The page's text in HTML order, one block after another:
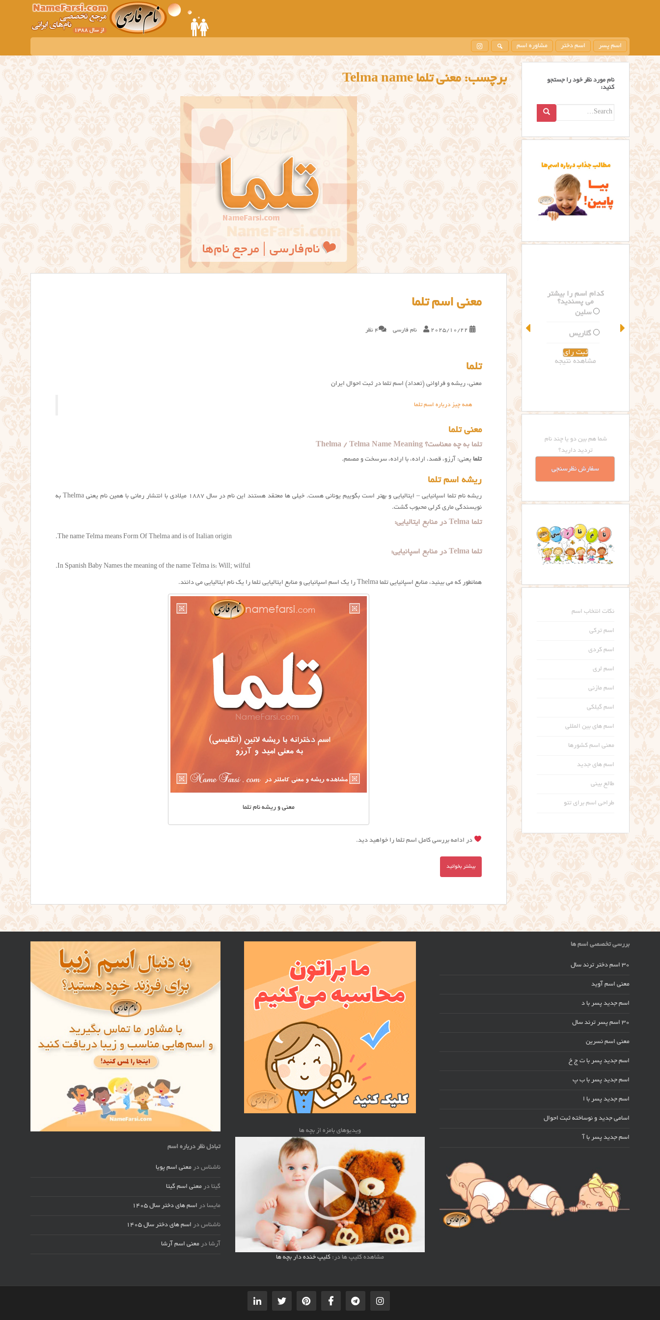
m
i
n
t
e
n
اسم پسر اسم دختر مشاوره اسم
برچسب:معنی تلما Telma name
معنی اسم تلما
2025/10/22 نام فارسی 4 نظر
تلما
معنی، ریشه و فراوانی (تعداد) اسم تلما در ثبت احوال ایران
همه چیز درباره اسم تلما
معنی تلما
تلما به چه معناست؟ Thelma / Telma Name Meaning
تلما یعنی: آرزو، قصد، اراده، با اراده، سرسخت و مصمم.
ریشه اسم تلما
ریشه نام تلما اسپانیایی – ایتالیایی و بهتر است بگوییم یونانی هست. خیلی ها معتقد هستند این نام در سال ۱۸۸۷ میلادی با انتشار رمانی با همین نام یعنی Thelma به
نویسندگی ماری کرلی محبوب گشت.
تلما Telma در منابع ایتالیایی:
The name Telma means Form Of Thelma and is of Italian origin.
تلما Telma در منابع اسپانیایی:
In Spanish Baby Names the meaning of the name Telma is: Will; wilful.
همانطور که می بینید، منابع اسپانیایی تلما Thelma را یک اسم اسپانیایی و منابع ایتالیایی تلما را یک نام ایتالیایی می دانند.
معنی و ریشه نام تلما
در ادامه بررسی کامل اسم تلما را خواهید دید.
بیشتر بخوانید
نام مورد نظر خود را جستجو
کنید:
Search
کدام اسم را بیشتر
می پسندید؟
سلین
گلاریس
مشاهده نتیجه
شما هم بین دو یا چند نام
تردید دارید؟
سفارش نظرسنجی
نکات انتخاب اسم
اسم ترکی
اسم کردی
اسم لری
اسم مازنی
اسم گیلکی
اسم های بین المللی
معنی اسم کشورها
اسم های جدید
طالع بینی
طراحی اسم برای تتو
تبادل نظر درباره اسم
ناشناس درمعنی اسم پویا
گیتا درمعنی اسم گیتا
مایسا در اسم های دختر سال ۱۴۰۵
ناشناس در اسم های دختر سال ۱۴۰۵
آرشا درمعنی اسم آرشا
ویدیوهای بامزه از بچه ها
مشاهده کلیپ ها در:کلیپ خنده دار بچه ها
بررسی تخصصی اسم ها
30 اسم دختر ترند سال
معنی اسم آوید
اسم جدید پسر با د
30 اسم پسر ترند سال
معنی اسم نسرین
اسم جدید پسر با ت ج خ
اسم جدید پسر با ب پ
اسم جدید پسر با ا
اسامی جدید و نوساخته ثبت احوال
اسم جدید پسر با آ